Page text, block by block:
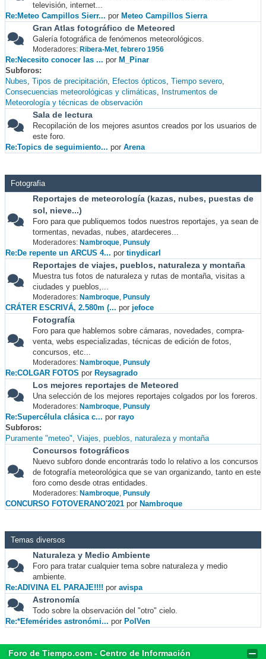
televisión, internet...
Re:Meteo Campillos Sierr... por Meteo Campillos Sierra
Gran Atlas fotográfico de Meteored
Galería fotográfica de fenómenos meteorológicos.
Moderadores: Ribera-Met, febrero 1956
Re:Necesito conocer las ... por M_Pinar
Subforos
Nubes Tipos de precipitación Efectos ópticos Tiempo severo
Consecuencias meteorológicas y climáticas
Instrumentos de
Meteorología y técnicas de observación
Sala de lectura
Recopilación de los mejores asuntos creados por los usuarios de
este foro.
Re:Topics de seguimiento... por Arena
Fotografia
Reportajes de meteorología (kazas, nubes, puestas de
sol, nieve...)
Foro para que publiquemos todos nuestros reportajes, ya sean de
tormentas, nevadas, nubes, atardeceres...
Moderadores: Nambroque, Punsuly
Re:De repente un ARCUS 4... por tinydicarl
Reportajes de viajes, pueblos, naturaleza y montaña
Muestra tus fotos de naturaleza y rutas de montaña, visitas a
ciudades y pueblos,...
Moderadores: Nambroque, Punsuly
CRÁTER ESCRIVÁ, 2.580m (... por jefoce
Fotografía
Foro para que hablemos sobre cámaras, novedades, compra-
venta, webs especializadas, técnicas de edición de fotos,
concursos, etc...
Moderadores: Nambroque, Punsuly
Re:COLGAR FOTOS por Reysagrado
Los mejores reportajes de Meteored
Una selección de los mejores reportajes colgados por los foreros.
Moderadores: Nambroque, Punsuly
Re:Supercélula clásica c... por rayo
Subforos
Puramente "meteo" Viajes, pueblos, naturaleza y montaña
Concursos fotográficos
Nuevo subforo donde encontrarás todo lo relativo a los concursos
de fotografía meteorológica que se van organizando, tanto en este
foro como desde otras entidades.
Moderadores: Nambroque, Punsuly
CONCURSO FOTOVERANO'2021 por Nambroque
Temas diversos
Naturaleza y Medio Ambiente
Foro para tratar cualquier tema sobre naturaleza y medio
ambiente.
Re:ADIVINA EL PARAJE!!!! por avispa
Astronomía
Todo sobre la observación del "otro" cielo.
Re:*Efemérides astronómi... por PolVen
Foro de Tiempo.com - Centro de Información